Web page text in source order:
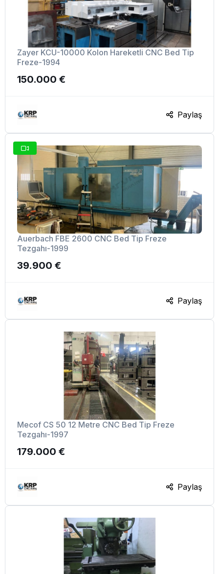
Zayer KCU-10000 Kolon Hareketli CNC Bed Tip
Freze-1994
150.000 €
Paylaş
Auerbach FBE 2600 CNC Bed Tip Freze
Tezgahı-1999
39.900 €
Paylaş
Mecof CS 50 12 Metre CNC Bed Tip Freze
Tezgahı-1997
179.000 €
Paylaş